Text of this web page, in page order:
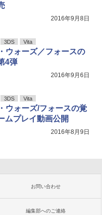
2016年9月8日
3DS Vita
ウォーズ／フォースの
4弾
2016年9月6日
3DS Vita
ウォーズ/フォースの覚
ムプレイ動画公開
2016年8月9日
お問い合わせ
編集部へのご連絡